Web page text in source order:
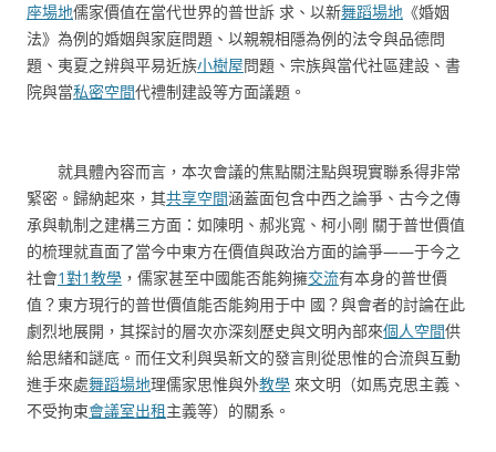
座場地儒家價值在當代世界的普世訴 求、以新舞蹈場地 《婚姻
法》為例的婚姻與家庭問題、以親親相隱為例的法令與品德問
題、夷夏之辨與平易近族小樹屋問題、宗族與當代社區建設、書
院與當私密空間代禮制建設等方面議題。
就具體內容而言，本次會議的焦點關注點與現實聯系得非常
緊密。歸納起來，其共享空間涵蓋面包含中西之論爭、古今之傳
承與軌制之建構三方面：如陳明、郝兆寬、柯小剛 關于普世價值
的梳理就直面了當今中東方在價值與政治方面的論爭——于今之
社會1對1教學 ，儒家甚至中國能否能夠擁交流有本身的普世價
值？東方現行的普世價值能否能夠用于中 國？與會者的討論在此
劇烈地展開，其探討的層次亦深刻歷史與文明內部來個人空間供
給思緒和謎底。而任文利與吳新文的發言則從思惟的合流與互動
進手來處舞蹈場地理儒家思惟與外教學 來文明（如馬克思主義、
不受拘束會議室出租主義等）的關系。